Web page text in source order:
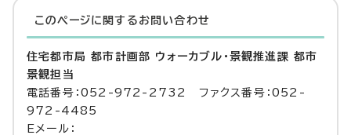
このページに関する お問い合わせ
住宅都市局 都市計画部 ウォーカブル・景観推進課 都市
景観担当
電話番号：052-972-2732 ファクス番号：052-
972-4485
Eメール：